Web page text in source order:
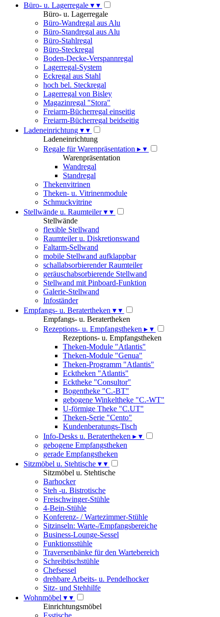
Büro- u. Lagerregale ▾ ▾
Büro- u. Lagerregale
Büro-Wandregal aus Alu
Büro-Standregal aus Alu
Büro-Stahlregal
Büro-Steckregal
Boden-Decke-Verspannregal
Lagerregal-System
Eckregal aus Stahl
hoch bel. Steckregal
Lagerregal von Bisley
Magazinregal "Stora"
Freiarm-Bücherregal einseitig
Freiarm-Bücherregal beidseitig
Ladeneinrichtung ▾ ▾
Ladeneinrichtung
Regale für Warenpräsentation ▸ ▾
Warenpräsentation
Wandregal
Standregal
Thekenvitrinen
Theken- u. Vitrinenmodule
Schmuckvitrine
Stellwände u. Raumteiler▾ ▾
Stellwände
flexible Stellwand
Raumteiler u. Diskretionswand
Faltarm-Sellwand
mobile Stellwand aufklappbar
schallabsorbierender Raumteiler
geräuschabsorbierende Stellwand
Stellwand mit Pinboard-Funktion
Galerie-Stellwand
Infoständer
Empfangs- u. Beratertheken ▾ ▾
Empfangs- u. Beratertheken
Rezeptions- u. Empfangstheken ▸ ▾
Rezeptions- u. Empfangstheken
Theken-Module "Atlantis"
Theken-Module "Genua"
Theken-Programm "Atlantis"
Ecktheken "Atlantis"
Ecktheke "Consultor"
Bogentheke "C.-BT"
gebogene Winkeltheke "C.-WT"
U-förmige Theke "C.UT"
Theken-Serie "Cento"
Kundenberatungs-Tisch
Info-Desks u. Beratertheken ▸ ▾
gebogene Empfangstheken
gerade Empfangstheken
Sitzmöbel u. Stehtische ▾ ▾
Sitzmöbel u. Stehtische
Barhocker
Steh -u. Bistrotische
Freischwinger-Stühle
4-Bein-Stühle
Konferenz- / Wartezimmer-Stühle
Sitzinseln: Warte-/Empfangsbereiche
Business-Lounge-Sessel
Funktionsstühle
Traversenbänke für den Wartebereich
Schreibtischstühle
Chefsessel
drehbare Arbeits- u. Pendelhocker
Sitz- und Stehhilfe
Wohnmöbel ▾ ▾
Einrichtungsmöbel
Esstische